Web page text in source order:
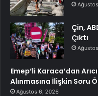
Çin,
Çıktı
Emep’li Karaca’dan
Alınmasına İlişkin Soru
Ağustos 6, 2026